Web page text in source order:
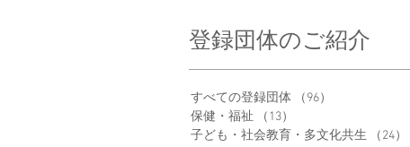
登録団体のご紹介
すべての登録団体 （96）
保健・福祉
（13）
子ども・社会教育・多文化共生
（24）